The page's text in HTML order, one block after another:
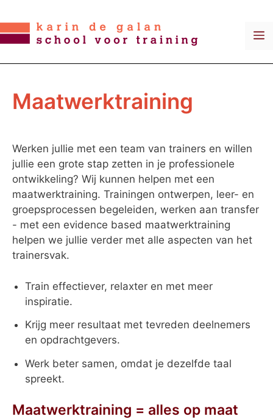
naar
de
Maatwerktraining
Werken jullie met een team van trainers en willen
jullie een grote stap zetten in je professionele
ontwikkeling? Wij kunnen helpen met een
maatwerktraining. Trainingen ontwerpen, leer- en
groepsprocessen begeleiden, werken aan transfer
- met een evidence based maatwerktraining
helpen we jullie verder met alle aspecten van het
trainersvak.
Train effectiever, relaxter en met meer
inspiratie.
Krijg meer resultaat met tevreden deelnemers
en opdrachtgevers.
Werk beter samen, omdat je dezelfde taal
spreekt.
Maatwerktraining = alles op maat